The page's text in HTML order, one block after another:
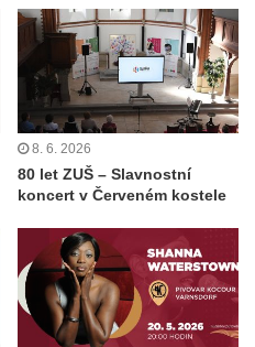
8. 6. 2026
80 let ZUŠ – Slavnostní
koncert v Červeném kostele